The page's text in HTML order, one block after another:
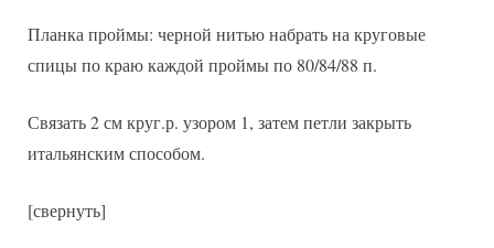
Планка проймы: черной нитью набрать на круговые
спицы по краю каждой проймы по 80/84/88 п.
Связать 2 см круг.р. узором 1, затем петли закрыть
итальянским способом.
[свернуть]